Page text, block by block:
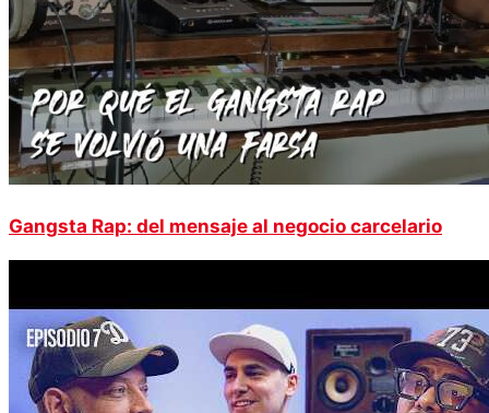
Gangsta Rap: del mensaje al negocio carcelario